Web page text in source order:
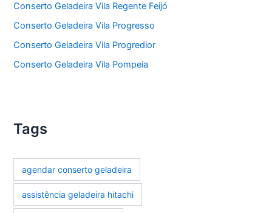
Conserto Geladeira Vila Regente Feijó
Conserto Geladeira Vila Progresso
Conserto Geladeira Vila Progredior
Conserto Geladeira Vila Pompeia
Tags
agendar conserto geladeira
assistência geladeira hitachi